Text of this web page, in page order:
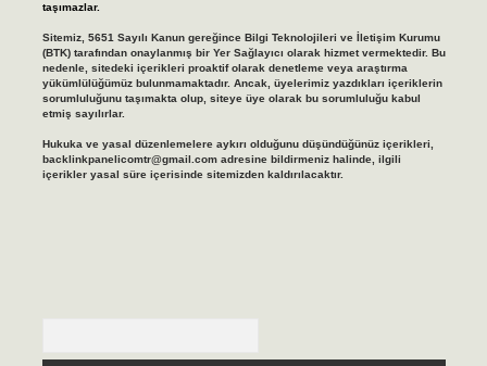
taşımazlar.
Sitemiz, 5651 Sayılı Kanun gereğince Bilgi Teknolojileri ve İletişim Kurumu
(BTK) tarafından onaylanmış bir Yer Sağlayıcı olarak hizmet vermektedir. Bu
nedenle, sitedeki içerikleri proaktif olarak denetleme veya araştırma
yükümlülüğümüz bulunmamaktadır. Ancak, üyelerimiz yazdıkları içeriklerin
sorumluluğunu taşımakta olup, siteye üye olarak bu sorumluluğu kabul
etmiş sayılırlar.
Hukuka ve yasal düzenlemelere aykırı olduğunu düşündüğünüz içerikleri,
backlinkpanelicomtr@gmail.comadresine bildirmeniz halinde, ilgili
içerikler yasal süre içerisinde sitemizden kaldırılacaktır.